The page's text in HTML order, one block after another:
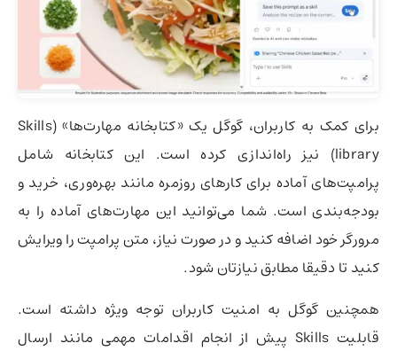
برای کمک به کاربران، گوگل یک «کتابخانه مهارت‌ها» (Skills
library) نیز راه‌اندازی کرده است. این کتابخانه شامل
پرامپت‌های آماده برای کارهای روزمره مانند بهره‌وری، خرید و
بودجه‌بندی است. شما می‌توانید این مهارت‌های آماده را به
مرورگر خود اضافه کنید و در صورت نیاز، متن پرامپت را ویرایش
کنید تا دقیقا مطابق نیازتان شود.
همچنین گوگل به امنیت کاربران توجه ویژه داشته است.
قابلیت Skills پیش از انجام اقدامات مهمی مانند ارسال